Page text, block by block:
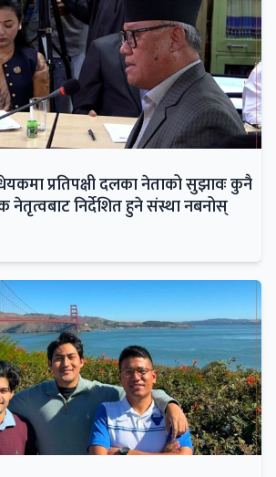
प्रतिपक्षी दलका नेताको सुझावः कुनै
नेतृत्वबाट निर्देशित हुने संस्था नबनोस्